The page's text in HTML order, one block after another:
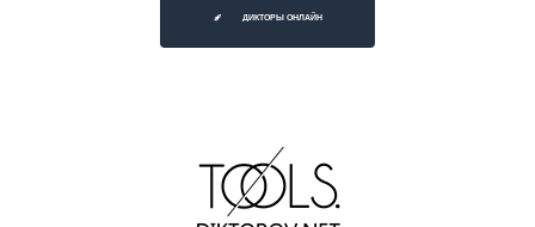
ДИКТОРЫ ОНЛАЙН